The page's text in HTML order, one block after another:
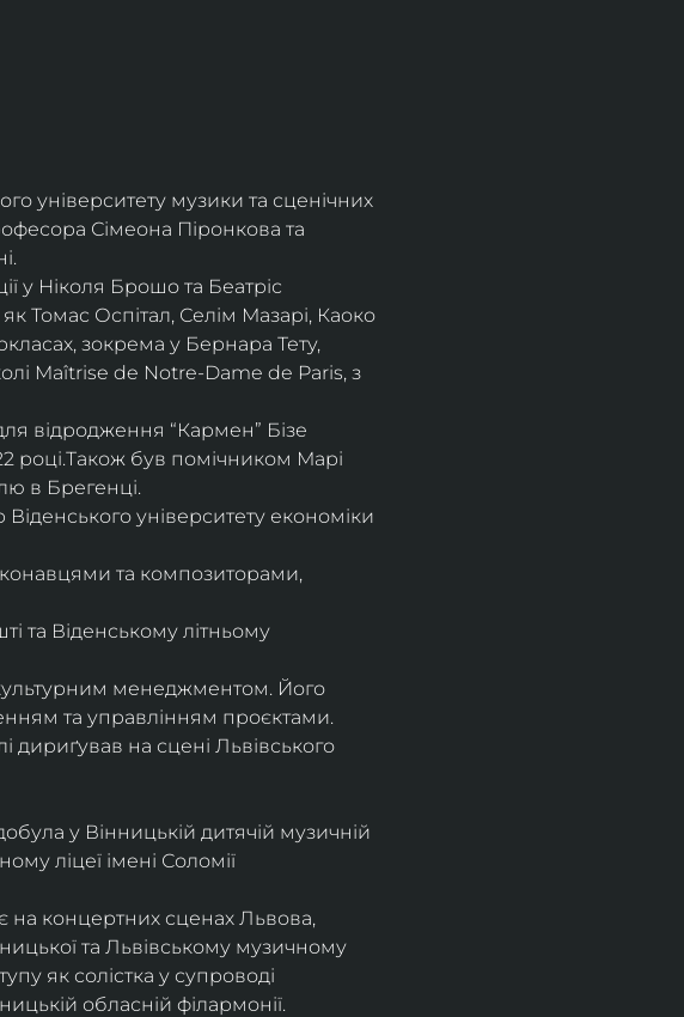
університету музики та сценічних
Сімеона Піронкова та
у Ніколя Брошо та Беатріс
Томас Оспітал, Селім Мазарі, Каоко
зокрема у Бернара Тету,
Maîtrise de Notre-Dame de Paris, з
відродження “Кармен” Бізе
році.Також був помічником Марі
в Брегенці.
університету економіки
та композиторами,
та Віденському літньому
культурним менеджментом. Його
та управлінням проєктами.
дириґував на сцені Львівського
у Вінницькій дитячій музичній
ліцеї імені Соломії
на концертних сценах Львова,
та Львівському музичному
як солістка у супроводі
обласній філармонії.